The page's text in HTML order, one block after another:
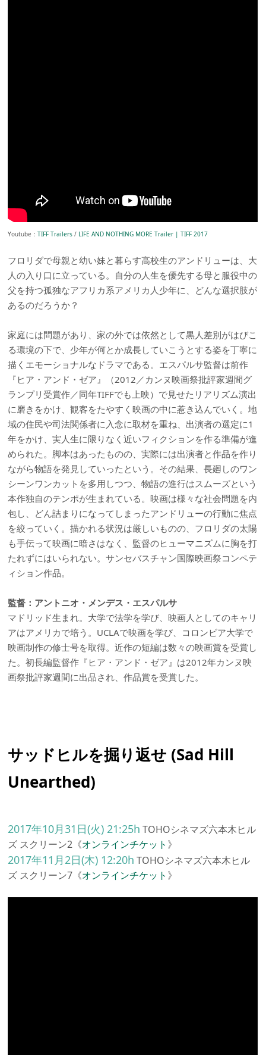
Youtube：TIFF Trailers / LIFE AND NOTHING MORE Trailer | TIFF 2017
フロリダで母親と幼い妹と暮らす高校生のアンドリューは、大
人の入り口に立っている。自分の人生を優先する母と服役中の
父を持つ孤独なアフリカ系アメリカ人少年に、どんな選択肢が
あるのだろうか？
家庭には問題があり、家の外では依然として黒人差別がはびこ
る環境の下で、少年が何とか成長していこうとする姿を丁寧に
描くエモーショナルなドラマである。エスパルサ監督は前作
『ヒア・アンド・ゼア』（2012／カンヌ映画祭批評家週間グ
ランプリ受賞作／同年TIFFでも上映）で見せたリアリズム演出
に磨きをかけ、観客をたやすく映画の中に惹き込んでいく。地
域の住民や司法関係者に入念に取材を重ね、出演者の選定に1
年をかけ、実人生に限りなく近いフィクションを作る準備が進
められた。脚本はあったものの、実際には出演者と作品を作り
ながら物語を発見していったという。その結果、長廻しのワン
シーンワンカットを多用しつつ、物語の進行はスムーズという
本作独自のテンポが生まれている。映画は様々な社会問題を内
包し、どん詰まりになってしまったアンドリューの行動に焦点
を絞っていく。描かれる状況は厳しいものの、フロリダの太陽
も手伝って映画に暗さはなく、監督のヒューマニズムに胸を打
たれずにはいられない。サンセバスチャン国際映画祭コンペテ
ィション作品。
監督：アントニオ・メンデス・エスパルサ
マドリッド生まれ。大学で法学を学び、映画人としてのキャリ
アはアメリカで培う。UCLAで映画を学び、コロンビア大学で
映画制作の修士号を取得。近作の短編は数々の映画賞を受賞し
た。初長編監督作『ヒア・アンド・ゼア』は2012年カンヌ映
画祭批評家週間に出品され、作品賞を受賞した。
サッドヒルを掘り返せ (Sad Hill
Unearthed)
2017年10月31日(火) 21:25h TOHOシネマズ六本木ヒル
ズ スクリーン2《オンラインチケット 》
2017年11月2日(木) 12:20h TOHOシネマズ六本木ヒル
ズ スクリーン7《オンラインチケット 》